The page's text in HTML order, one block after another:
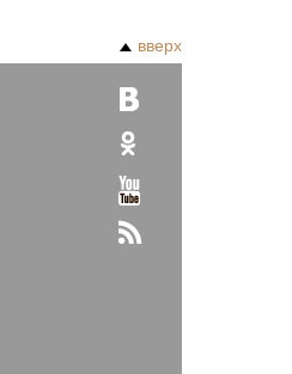
вверх